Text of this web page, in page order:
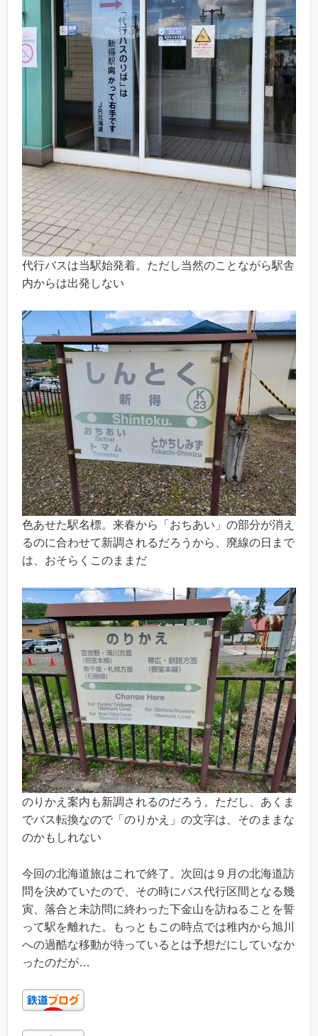
代行バスは当駅始発着。ただし当然のことながら駅舎
内からは出発しない
色あせた駅名標。来春から「おちあい」の部分が消え
るのに合わせて新調されるだろうから、廃線の日まで
は、おそらくこのままだ
のりかえ案内も新調されるのだろう。ただし、あくま
でバス転換なので「のりかえ」の文字は、そのままな
のかもしれない
今回の北海道旅はこれで終了。次回は９月の北海道訪
問を決めていたので、その時にバス代行区間となる幾
寅、落合と未訪問に終わった下金山を訪ねることを誓
って駅を離れた。もっともこの時点では稚内から旭川
への過酷な移動が待っているとは予想だにしていなか
ったのだが…